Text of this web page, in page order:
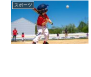
スポーツ